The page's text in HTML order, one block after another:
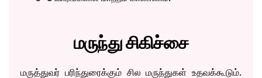
மருந்து சிகிச்சை
மருத்துவர் பரிந்துரைக்கும் சில மருந்துகள் உதவக்கூடும்.